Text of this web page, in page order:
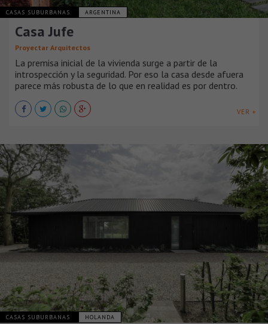
CASAS SUBURBANAS ARGENTINA
Casa Jufe
Proyectar Arquitectos
La premisa inicial de la vivienda surge a partir de la
introspección y la seguridad. Por eso la casa desde afuera
parece más robusta de lo que en realidad es por dentro.
VER +
CASAS SUBURBANAS HOLANDA